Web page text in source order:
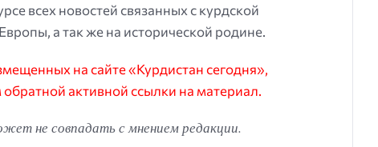
всех новостей связанных с курдской
а так же на исторической родине.
на сайте «Курдистан сегодня»,
активной ссылки на материал.
не совпадать с мнением редакции.